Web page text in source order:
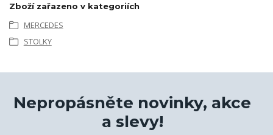
Zboží zařazeno v kategoriích
MERCEDES
STOLKY
Nepropásněte novinky, akce
a slevy!